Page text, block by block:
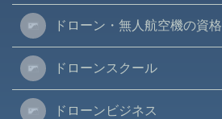
ドローン・無人航空機の資格
ドローンスクール
ドローンビジネス